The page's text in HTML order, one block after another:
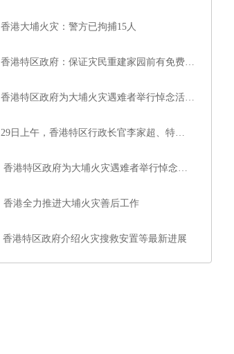
香港大埔火灾：警方已拘捕15人
香港特区政府：保证灾民重建家园前有免费…
香港特区政府为大埔火灾遇难者举行悼念活…
29日上午，香港特区行政长官李家超、特…
香港特区政府为大埔火灾遇难者举行悼念…
香港全力推进大埔火灾善后工作
香港特区政府介绍火灾搜救安置等最新进展